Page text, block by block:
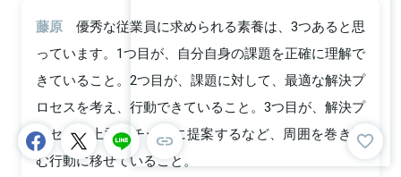
藤原
優秀な従業員に求められる素養は、3つあると思
っています。1つ目が、自分自身の課題を正確に理解で
きていること。2つ目が、課題に対して、最適な解決プ
ロセスを考え、行動できていること。3つ目が、解決プ
ロセスを上司やチームに提案するなど、周囲を巻き込
む行動に移せていること。